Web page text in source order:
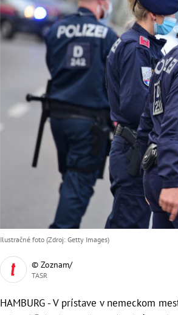
Ilustračné foto (Zdroj: Getty Images)
© Zoznam/
TASR
HAMBURG - V prístave v nemeckom